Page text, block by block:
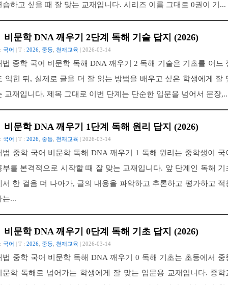
습하고 싶을 때 잘 맞는 교재입니다. 시리즈 이름 그대로 0권이 기...
비문학 DNA 깨우기 2단계 독해 기술 답지 (2026)
국어 | T : 2026 중등 천재교육 | 2026-03-14
법 중학 국어 비문학 독해 DNA 깨우기 2 독해 기술은 기초를 어느
익힌 뒤, 실제로 글을 더 잘 읽는 방법을 배우고 싶은 학생에게 잘
교재입니다. 제목 그대로 이번 단계는 단순한 입문을 넘어서 문장
비문학 DNA 깨우기 1단계 독해 원리 답지 (2026)
국어 | T : 2026 중등 천재교육 | 2026-03-14
법 중학 국어 비문학 독해 DNA 깨우기 1 독해 원리는 중학생이 국
부를 본격적으로 시작할 때 잘 맞는 교재입니다. 앞 단계인 독해 기
서 한 걸음 더 나아가, 글의 내용을 파악하고 추론하고 평가하고 적
는...
비문학 DNA 깨우기 0단계 독해 기초 답지 (2026)
국어 | T : 2026 중등 천재교육 | 2026-03-14
법 중학 국어 비문학 독해 DNA 깨우기 0 독해 기초는 초등에서 중
문학 독해로 넘어가는 학생에게 잘 맞는 입문용 교재입니다. 중학